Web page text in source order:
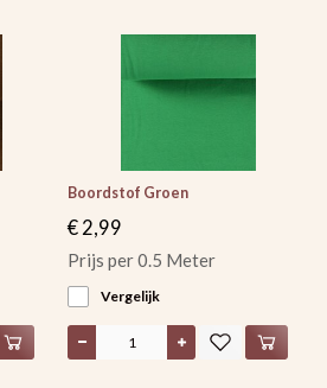
Boordstof Groen
€ 2,99
Prijs per 0.5 Meter
Vergelijk